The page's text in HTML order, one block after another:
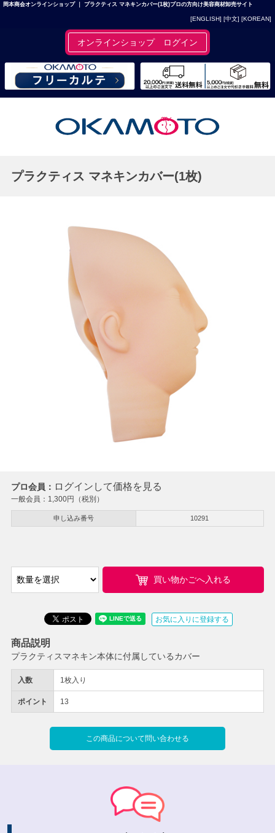
岡本商会オンラインショップ ｜ プラクティス マネキンカバー(1枚)プロの方向け美容商材卸売サイト
[ENGLISH] [中文] [KOREAN]
オンラインショップ ログイン
プラクティス マネキンカバー(1枚)
プロ会員： ログインして価格を見る
一般会員： 1,300円（税別）
申し込み番号 10291
入数 1枚入り
ポイント 13
買い物かごへ入れる
お気に入りに登録する
この商品について問い合わせる
商品説明
プラクティスマネキン本体に付属しているカバー